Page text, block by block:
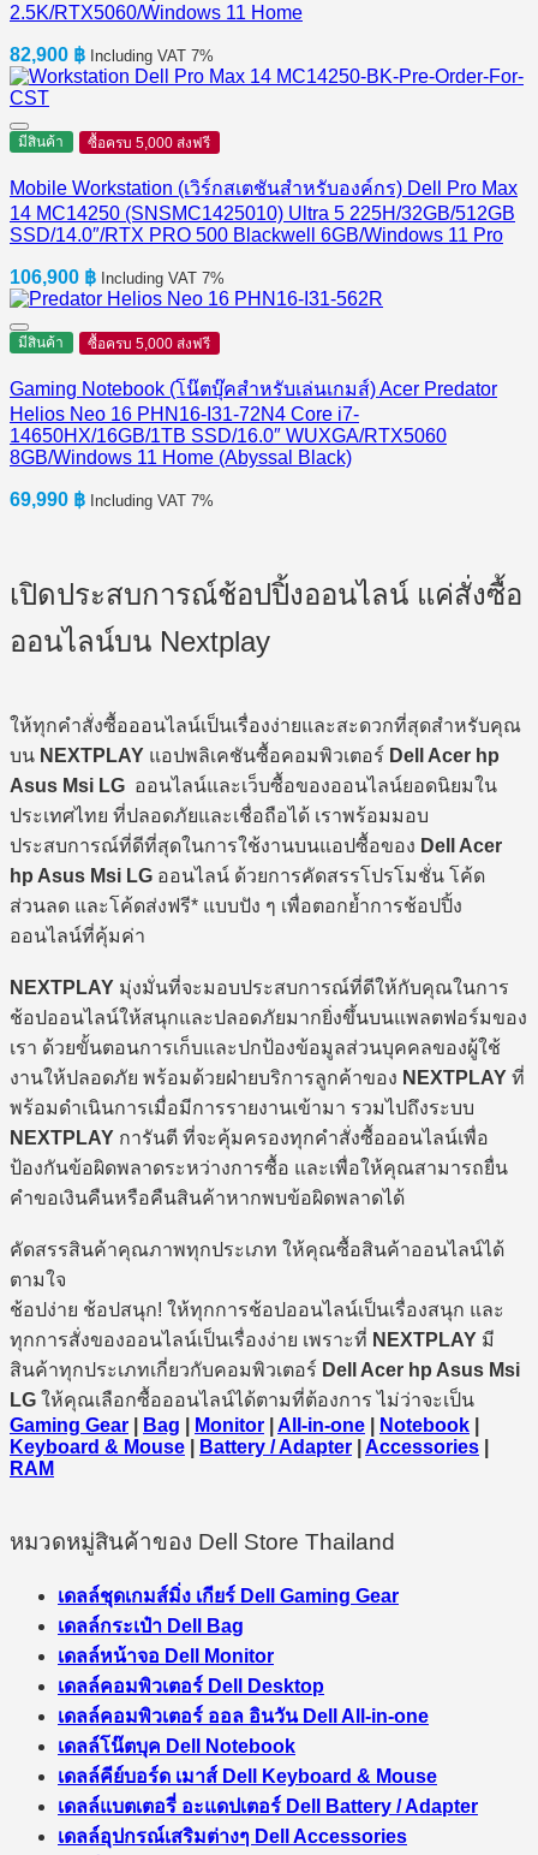
2.5K/RTX5060/Windows 11 Home
82,900 ฿ Including VAT 7%
มีสินค้า ซื้อครบ 5,000 ส่งฟรี
Mobile Workstation (เวิร์กสเตชันสำหรับองค์กร) Dell Pro Max
14 MC14250 (SNSMC1425010) Ultra 5 225H/32GB/512GB
SSD/14.0″/RTX PRO 500 Blackwell 6GB/Windows 11 Pro
106,900 ฿ Including VAT 7%
มีสินค้า ซื้อครบ 5,000 ส่งฟรี
Gaming Notebook (โน๊ตบุ๊คสำหรับเล่นเกมส์) Acer Predator
Helios Neo 16 PHN16-I31-72N4 Core i7-
14650HX/16GB/1TB SSD/16.0″ WUXGA/RTX5060
8GB/Windows 11 Home (Abyssal Black)
69,990 ฿ Including VAT 7%
เปิดประสบการณ์ช้อปปิ้งออนไลน์ แค่สั่งซื้อ
ออนไลน์บน Nextplay
ให้ทุกคำสั่งซื้อออนไลน์เป็นเรื่องง่ายและสะดวกที่สุดสำหรับคุณ
บน NEXTPLAY แอปพลิเคชันซื้อคอมพิวเตอร์ Dell Acer hp
Asus Msi LG ออนไลน์และเว็บซื้อของออนไลน์ยอดนิยมใน
ประเทศไทย ที่ปลอดภัยและเชื่อถือได้ เราพร้อมมอบ
ประสบการณ์ที่ดีที่สุดในการใช้งานบนแอปซื้อของ Dell Acer
hp Asus Msi LG ออนไลน์ ด้วยการคัดสรรโปรโมชั่น โค้ด
ส่วนลด และโค้ดส่งฟรี* แบบปัง ๆ เพื่อตอกย้ำการช้อปปิ้ง
ออนไลน์ที่คุ้มค่า
NEXTPLAY มุ่งมั่นที่จะมอบประสบการณ์ที่ดีให้กับคุณในการ
ช้อปออนไลน์ให้สนุกและปลอดภัยมากยิ่งขึ้นบนแพลตฟอร์มของ
เรา ด้วยขั้นตอนการเก็บและปกป้องข้อมูลส่วนบุคคลของผู้ใช้
งานให้ปลอดภัย พร้อมด้วยฝ่ายบริการลูกค้าของ NEXTPLAY ที่
พร้อมดำเนินการเมื่อมีการรายงานเข้ามา รวมไปถึงระบบ
NEXTPLAY การันตี ที่จะคุ้มครองทุกคำสั่งซื้อออนไลน์เพื่อ
ป้องกันข้อผิดพลาดระหว่างการซื้อ และเพื่อให้คุณสามารถยื่น
คำขอเงินคืนหรือคืนสินค้าหากพบข้อผิดพลาดได้
คัดสรรสินค้าคุณภาพทุกประเภท ให้คุณซื้อสินค้าออนไลน์ได้
ตามใจ
ช้อปง่าย ช้อปสนุก! ให้ทุกการช้อปออนไลน์เป็นเรื่องสนุก และ
ทุกการสั่งของออนไลน์เป็นเรื่องง่าย เพราะที่ NEXTPLAY มี
สินค้าทุกประเภทเกี่ยวกับคอมพิวเตอร์ Dell Acer hp Asus Msi
LG ให้คุณเลือกซื้อออนไลน์ได้ตามที่ต้องการ ไม่ว่าจะเป็น
Gaming Gear
Bag Monitor All-in-one Notebook
Keyboard & Mouse
Battery / Adapter Accessories
RAM
หมวดหมู่สินค้าของ Dell Store Thailand
เดลล์ชุดเกมส์มิ่ง เกียร์ Dell Gaming Gear
เดลล์กระเป๋า Dell Bag
เดลล์หน้าจอ Dell Monitor
เดลล์คอมพิวเตอร์ Dell Desktop
เดลล์คอมพิวเตอร์ ออล อินวัน Dell All-in-one
เดลล์โน๊ตบุค Dell Notebook
เดลล์คีย์บอร์ด เมาส์ Dell Keyboard & Mouse
เดลล์แบตเตอรี่ อะแดปเตอร์ Dell Battery / Adapter
เดลล์อุปกรณ์เสริมต่างๆ Dell Accessories